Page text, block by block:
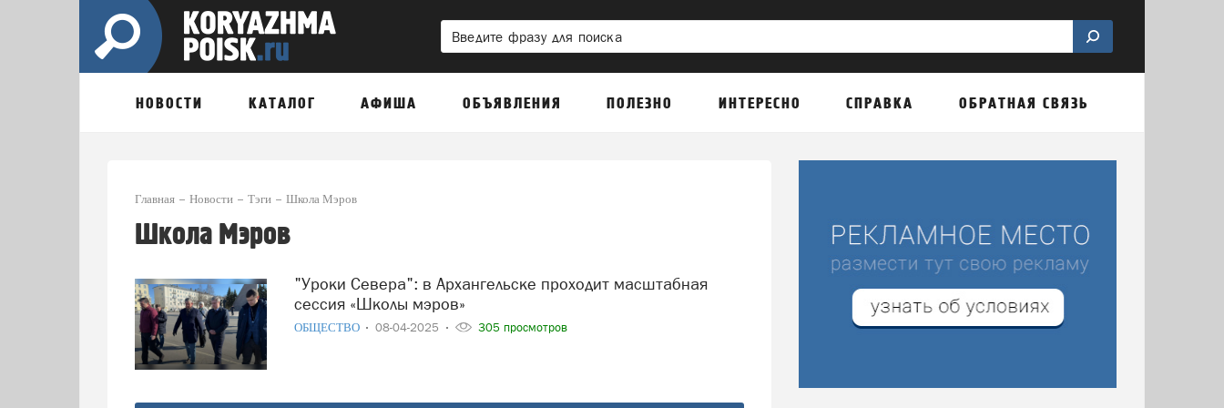
НОВОСТИ КАТАЛОГ АФИША ОБЪЯВЛЕНИЯ ПОЛЕЗНО ИНТЕРЕСНО СПРАВКА ОБРАТНАЯ СВЯЗЬ
Главная Новости Тэги Школа Мэров
Школа Мэров
"Уроки Севера": в Архангельске проходит масштабная
сессия «Школы мэров»
ОБЩЕСТВО 08-04-2025 305 просмотров